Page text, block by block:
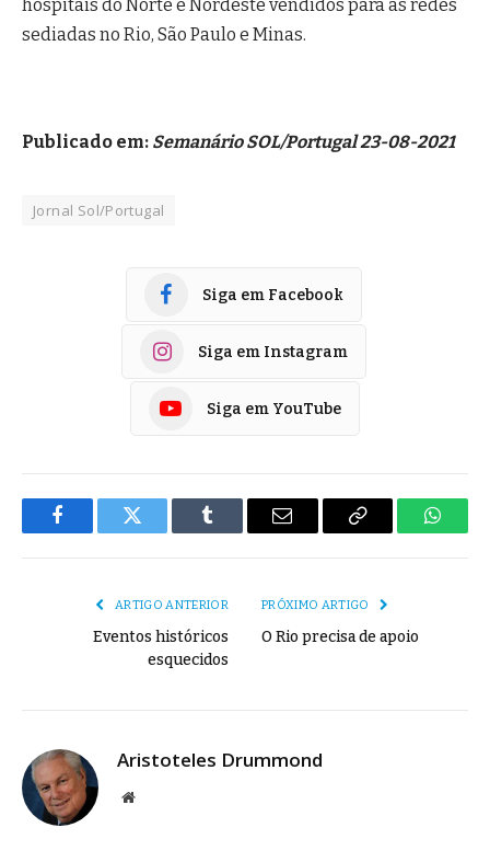
hospitais do Norte e Nordeste vendidos para as redes
sediadas no Rio, São Paulo e Minas.
Publicado em: Semanário SOL/Portugal 23-08-2021
Jornal Sol/Portugal
Siga em Facebook
Siga em Instagram
Siga em YouTube
FacebookTwitter Tumblr
E-
Copiar
ARTIGO ANTERIOR
Eventos históricos
esquecidos
PRÓXIMO ARTIGO
O Rio precisa de apoio
Aristoteles Drummond
Site